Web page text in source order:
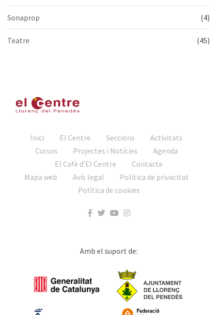
Sonaprop (4)
Teatre (45)
Inici El Centre Seccions
Activitats
Cursos
Projectes i Notícies
Agenda
El Cafè d’El Centre
Contacte
Mapa web
Avís legal
Política de privacitat
Política de cookies
Amb el suport de: